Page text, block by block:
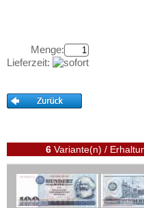
Besonderheiten
Kataloge
Aufbewahrung
Kontakt
Informationen
Preislisten
Menge:
Lieferzeit:
6 Variante(n) /